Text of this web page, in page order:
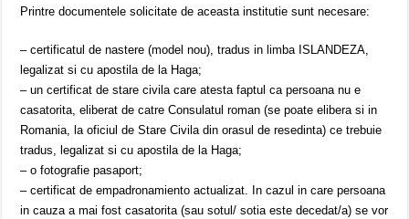
Printre documentele solicitate de aceasta institutie sunt necesare:
– certificatul de nastere (model nou), tradus in limba ISLANDEZA,
legalizat si cu apostila de la Haga;
– un certificat de stare civila care atesta faptul ca persoana nu e
casatorita, eliberat de catre Consulatul roman (se poate elibera si in
Romania, la oficiul de Stare Civila din orasul de resedinta) ce trebuie
tradus, legalizat si cu apostila de la Haga;
– o fotografie pasaport;
– certificat de empadronamiento actualizat. In cazul in care persoana
in cauza a mai fost casatorita (sau sotul/ sotia este decedat/a) se vor